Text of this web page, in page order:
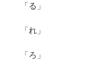
「る」
「れ」
「ろ」